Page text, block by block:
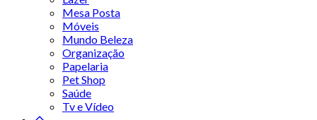
Mesa Posta
Móveis
Mundo Beleza
Organização
Papelaria
Pet Shop
Saúde
Tv e Vídeo